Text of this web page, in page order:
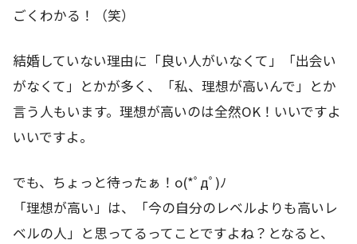
ごくわかる！（笑）
結婚していない理由に「良い人がいなくて」「出会い
がなくて」とかが多く、「私、理想が高いんで」とか
言う人もいます。理想が高いのは全然OK！いいですよ
いいですよ。
でも、ちょっと待ったぁ！o(*ﾟдﾟ)ﾉ
「理想が高い」は、「今の自分のレベルよりも高いレ
ベルの人」と思ってるってことですよね？となると、